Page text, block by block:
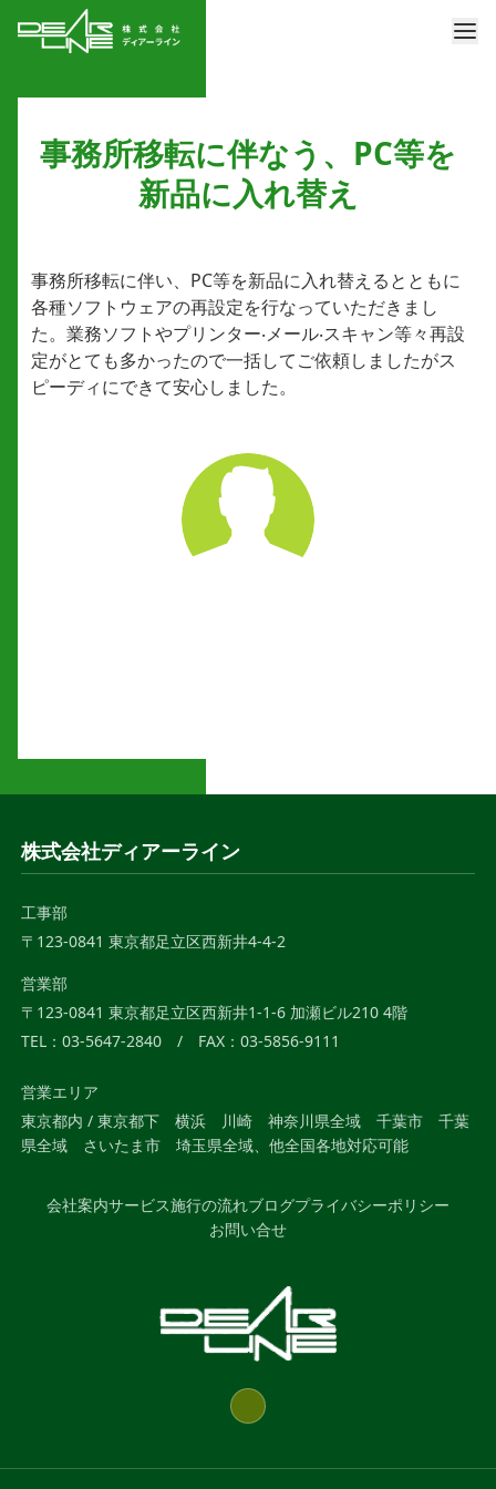
事務所移転に伴なう、PC等を
新品に⼊れ替え
事務所移転に伴い、PC等を新品に⼊れ替えるとともに
各種ソフトウェアの再設定を⾏なっていただきまし
た。業務ソフトやプリンター‧メール‧スキャン等々再設
定がとても多かったので⼀括してご依頼しましたがス
ピーディにできて安⼼しました。
株式会社ディアーライン
工事部
〒123-0841 東京都足立区西新井4-4-2
営業部
〒123-0841 東京都足立区西新井1-1-6 加瀬ビル210 4階
TEL：03-5647-2840 / FAX：03-5856-9111
営業エリア
東京都内 / 東京都下 横浜 川崎 神奈川県全域 千葉市 千葉
県全域 さいたま市 埼玉県全域、他全国各地対応可能
会社案内サービス施行の流れブログプライバシーポリシー
お問い合せ